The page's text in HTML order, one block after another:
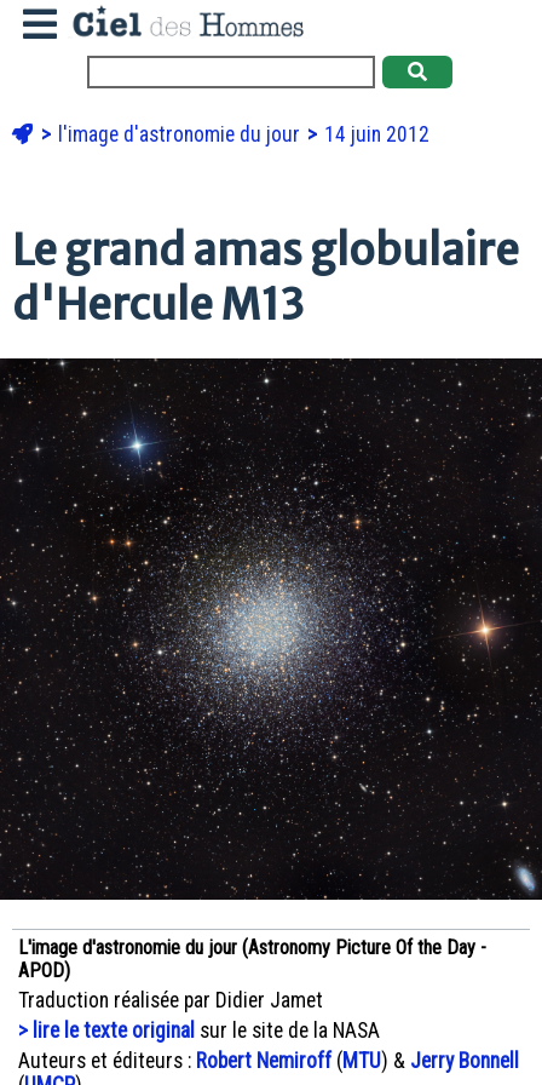
l'image d'astronomie du jour 14 juin 2012
Le grand amas globulaire
d'Hercule M13
L'image d'astronomie du jour (Astronomy Picture Of the Day -
APOD)
Traduction réalisée par Didier Jamet
> lire le texte original sur le site de la NASA
Auteurs et éditeurs : Robert Nemiroff(MTU) & Jerry Bonnell